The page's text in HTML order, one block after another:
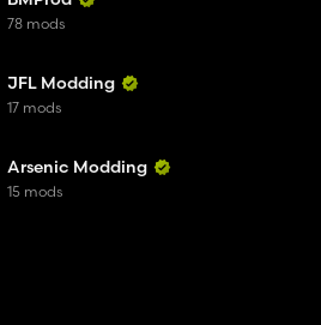
78 mods
JFL Modding
17 mods
Arsenic Modding
15 mods